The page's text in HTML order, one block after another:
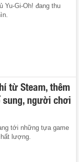
Yu-Gi-Oh! đang thu
từ Steam, thêm
người chơi
tới những tựa game
lượng.